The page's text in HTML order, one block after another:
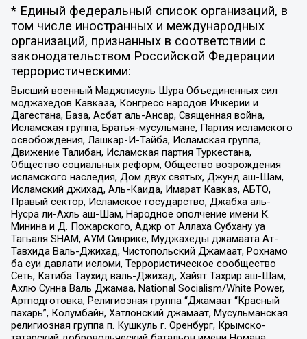
* Единый федеральный список организаций, в
том числе иностранных и международных
организаций, признанных в соответствии с
законодательством Российской Федерации
террористическими:
Высший военный Маджлисуль Шура Объединенных сил
моджахедов Кавказа, Конгресс народов Ичкерии и
Дагестана, База, Асбат аль-Ансар, Священная война,
Исламская группа, Братья-мусульмане, Партия исламского
освобождения, Лашкар-И-Тайба, Исламская группа,
Движение Талибан, Исламская партия Туркестана,
Общество социальных реформ, Общество возрождения
исламского наследия, Дом двух святых, Джунд аш-Шам,
Исламский джихад, Аль-Каида, Имарат Кавказ, АБТО,
Правый сектор, Исламское государство, Джабха аль-
Нусра ли-Ахль аш-Шам, Народное ополчение имени К.
Минина и Д. Пожарского, Аджр от Аллаха Субхану уа
Тагьаля SHAM, АУМ Синрике, Муджахеды джамаата Ат-
Тавхида Валь-Джихад, Чистопольский Джамаат, Рохнамо
ба суи давлати исломи, Террористическое сообщество
Сеть, Катиба Таухид валь-Джихад, Хайят Тахрир аш-Шам,
Ахлю Сунна Валь Джамаа, National Socialism/White Power,
Артподготовка, Религиозная группа “Джамаат “Красный
пахарь”, Колумбайн, Хатлонский джамаат, Мусульманская
религиозная группа п. Кушкуль г. Оренбург, Крымско-